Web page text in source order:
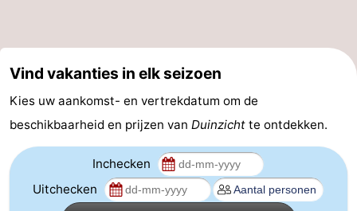
Vlaanderen
-
Sluis
Cadzand
Vind vakanties in elk seizoen
Kies uw aankomst- en vertrekdatum om de
beschikbaarheid en prijzen van Duinzicht te ontdekken.
Inchecken
Uitchecken